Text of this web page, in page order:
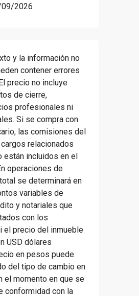
2026
y la información no
contener errores
precio no incluye
de cierre,
profesionales ni
Si se compra con
las comisiones del
relacionados
están incluidos en el
operaciones de
se determinará en
variables de
y notariales que
con los
el precio del inmueble
USD dólares
en pesos puede
del tipo de cambio en
el momento en que se
conformidad con la